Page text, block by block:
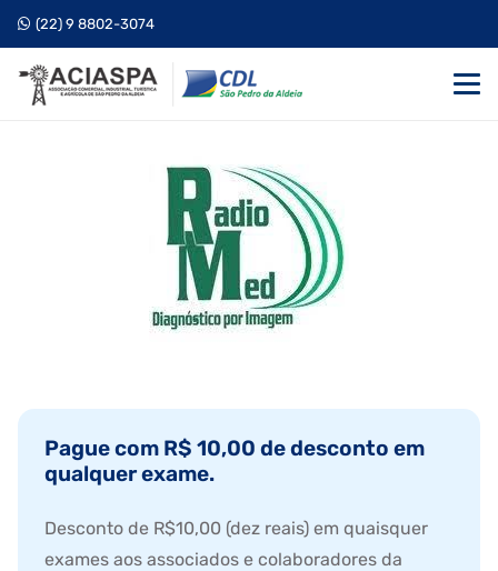
(22) 9 8802-3074
Pague com R$ 10,00 de desconto em
qualquer exame.
Desconto de R$10,00 (dez reais) em quaisquer
exames aos associados e colaboradores da